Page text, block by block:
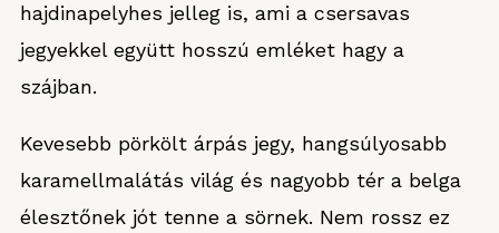
hajdinapelyhes jelleg is, ami a csersavas
jegyekkel együtt hosszú emléket hagy a
szájban.
Kevesebb pörkölt árpás jegy, hangsúlyosabb
karamellmalátás világ és nagyobb tér a belga
élesztőnek jót tenne a sörnek. Nem rossz ez